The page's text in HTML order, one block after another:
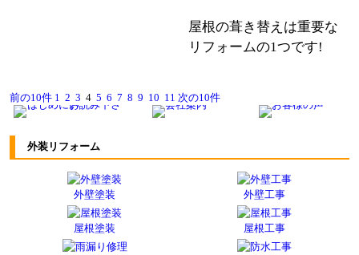
屋根の葺き替えは重要な
リフォームの1つです!
前の10件 1 2 3 4 5 6 7 8 9 10 11 次の10件
外装リフォーム
外壁塗装 外壁工事
屋根塗装 屋根工事